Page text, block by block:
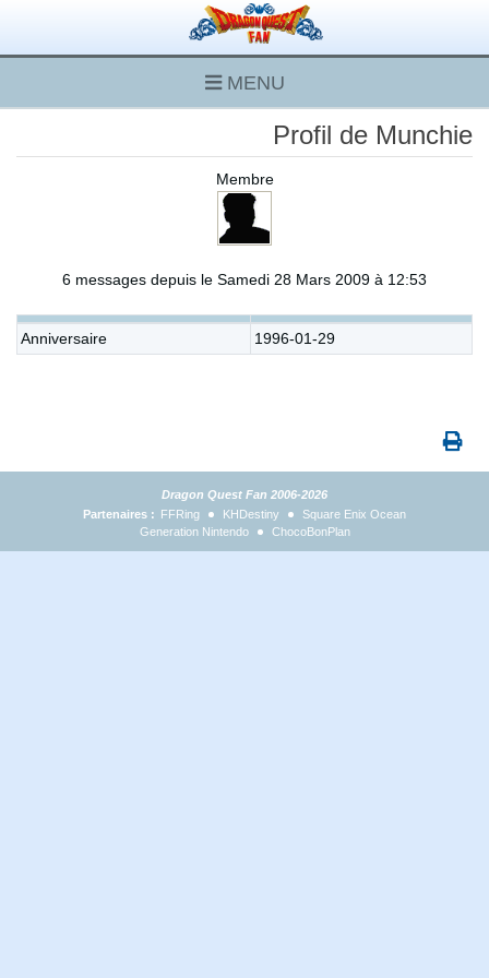
MENU
Profil de Munchie
Membre
6 messages depuis le Samedi 28 Mars 2009 à 12:53
Anniversaire 1996-01-29
Dragon Quest Fan 2006-2026
Partenaires : FFRing KHDestiny
Square Enix Ocean
Generation Nintendo
ChocoBonPlan